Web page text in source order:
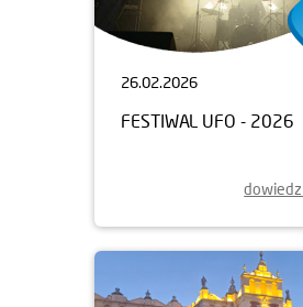
26.02.2026
FESTIWAL UFO - 2026